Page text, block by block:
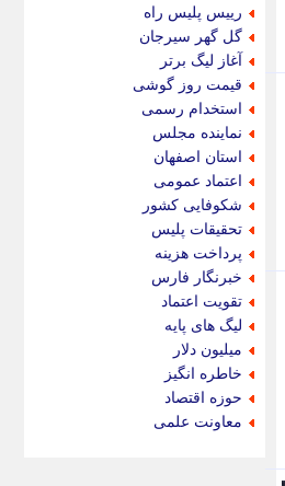
رییس پلیس راه
گل گهر سیرجان
آغاز لیگ برتر
قیمت روز گوشی
استخدام رسمی
نماینده مجلس
استان اصفهان
اعتماد عمومی
شکوفایی کشور
تحقیقات پلیس
پرداخت هزینه
خبرنگار فارس
تقویت اعتماد
لیگ های پایه
میلیون دلار
خاطره انگیز
حوزه اقتصاد
معاونت علمی